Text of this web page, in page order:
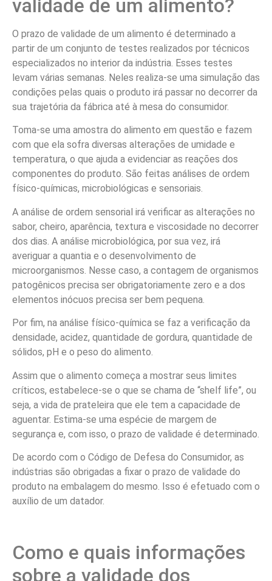
validade de um alimento?
O prazo de validade de um alimento é determinado a
partir de um conjunto de testes realizados por técnicos
especializados no interior da indústria. Esses testes
levam várias semanas. Neles realiza-se uma simulação das
condições pelas quais o produto irá passar no decorrer da
sua trajetória da fábrica até à mesa do consumidor.
Toma-se uma amostra do alimento em questão e fazem
com que ela sofra diversas alterações de umidade e
temperatura, o que ajuda a evidenciar as reações dos
componentes do produto. São feitas análises de ordem
físico-químicas, microbiológicas e sensoriais.
A análise de ordem sensorial irá verificar as alterações no
sabor, cheiro, aparência, textura e viscosidade no decorrer
dos dias. A análise microbiológica, por sua vez, irá
averiguar a quantia e o desenvolvimento de
microorganismos. Nesse caso, a contagem de organismos
patogênicos precisa ser obrigatoriamente zero e a dos
elementos inócuos precisa ser bem pequena.
Por fim, na análise físico-química se faz a verificação da
densidade, acidez, quantidade de gordura, quantidade de
sólidos, pH e o peso do alimento.
Assim que o alimento começa a mostrar seus limites
críticos, estabelece-se o que se chama de “shelf life”, ou
seja, a vida de prateleira que ele tem a capacidade de
aguentar. Estima-se uma espécie de margem de
segurança e, com isso, o prazo de validade é determinado.
De acordo com o Código de Defesa do Consumidor, as
indústrias são obrigadas a fixar o prazo de validade do
produto na embalagem do mesmo. Isso é efetuado com o
auxílio de um datador.
Como e quais informações
sobre a validade dos